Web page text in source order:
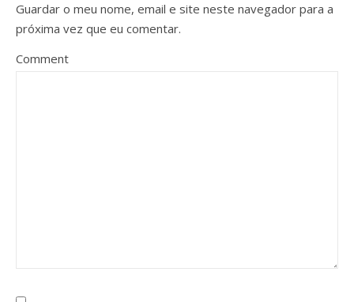
Guardar o meu nome, email e site neste navegador para a
próxima vez que eu comentar.
Comment